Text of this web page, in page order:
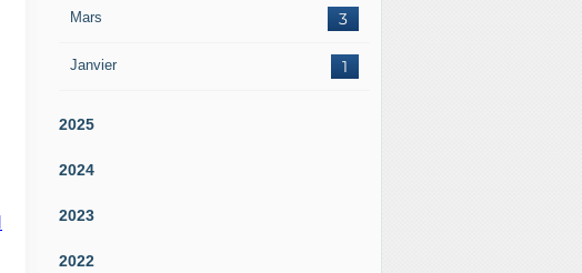
Mars 3
Janvier 1
2025
2024
2023
2022